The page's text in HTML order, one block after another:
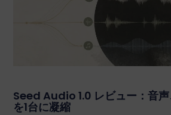
Seed Audio 1.0 レビュー：音
を1台に凝縮